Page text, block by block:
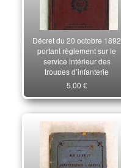
Décret du 20 octobre 1892
portant règlement sur le
service intérieur des
troupes d’infanterie
5,00 €